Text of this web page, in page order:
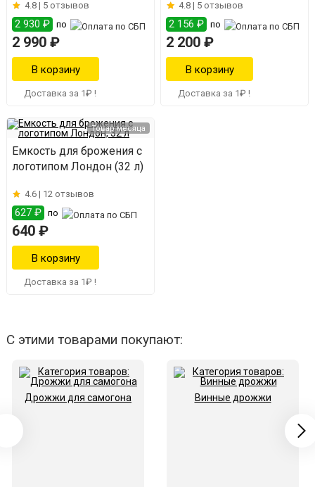
4.8 | 5 отзывов
2 930 ₽ по
2 990 ₽
Доставка за 1₽ !
4.8 | 5 отзывов
2 156 ₽ по
2 200 ₽
Доставка за 1₽ !
Товар месяца
Емкость для брожения с
логотипом Лондон (32 л)
4.6 | 12 отзывов
627 ₽ по
640 ₽
Доставка за 1₽ !
С этими товарами покупают:
Дрожжи для самогона Винные дрожжи